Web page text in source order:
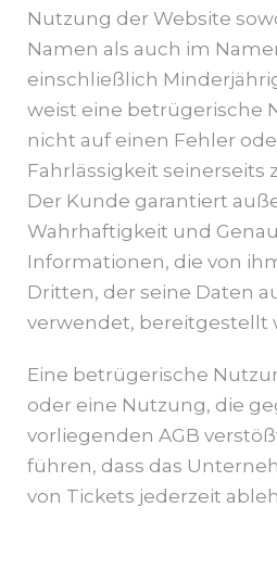
Nutzung der Website
Namen als auch im
einschließlich
weist eine betrügerische
nicht auf einen Fehler
Fahrlässigkeit seinerseits
Der Kunde garantiert
Wahrhaftigkeit und
Informationen, die von
Dritten, der seine Daten
verwendet, bereitgestellt
Eine betrügerische
oder eine Nutzung, die
vorliegenden AGB
führen, dass das
von Tickets jederzeit